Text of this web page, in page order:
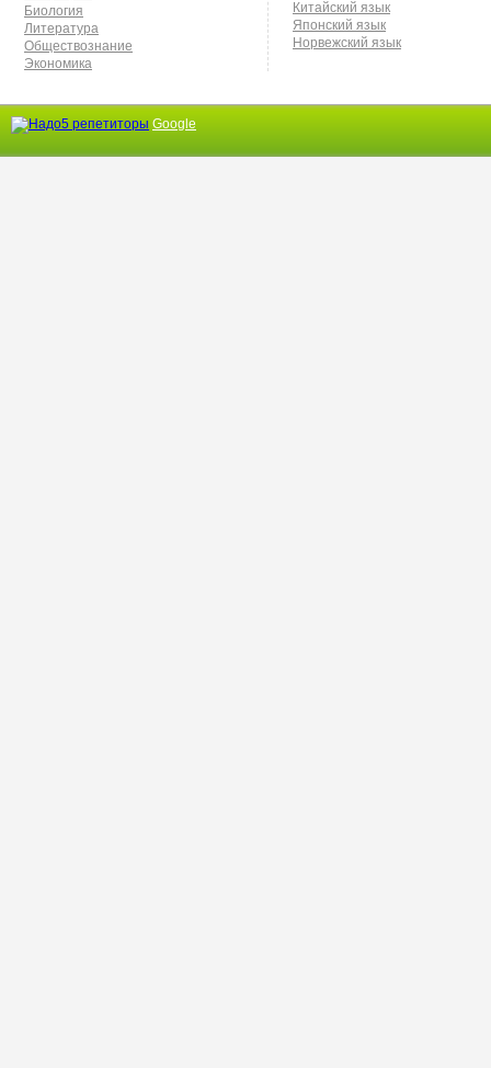
Биология
Литература
Обществознание
Экономика
Китайский язык
Японский язык
Норвежский язык
Google